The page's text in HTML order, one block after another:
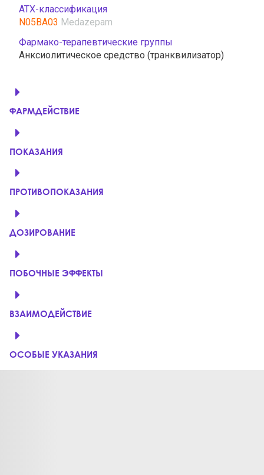
АТХ-классификация
N05BA03 Medazepam
Фармако-терапевтические группы
Анксиолитическое средство (транквилизатор)
ФАРМДЕЙСТВИЕ
ПОКАЗАНИЯ
ПРОТИВОПОКАЗАНИЯ
ДОЗИРОВАНИЕ
ПОБОЧНЫЕ ЭФФЕКТЫ
ВЗАИМОДЕЙСТВИЕ
ОСОБЫЕ УКАЗАНИЯ